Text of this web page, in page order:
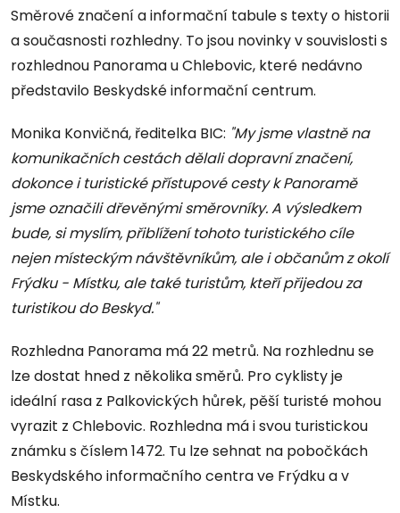
Směrové značení a informační tabule s texty o historii
a současnosti rozhledny. To jsou novinky v souvislosti s
rozhlednou Panorama u Chlebovic, které nedávno
představilo Beskydské informační centrum.
Monika Konvičná, ředitelka BIC: "My jsme vlastně na
komunikačních cestách dělali dopravní značení,
dokonce i turistické přístupové cesty k Panoramě
jsme označili dřevěnými směrovníky. A výsledkem
bude, si myslím, přiblížení tohoto turistického cíle
nejen místeckým návštěvníkům, ale i občanům z okolí
Frýdku - Místku, ale také turistům, kteří přijedou za
turistikou do Beskyd."
Rozhledna Panorama má 22 metrů. Na rozhlednu se
lze dostat hned z několika směrů. Pro cyklisty je
ideální rasa z Palkovických hůrek, pěší turisté mohou
vyrazit z Chlebovic. Rozhledna má i svou turistickou
známku s číslem 1472. Tu lze sehnat na pobočkách
Beskydského informačního centra ve Frýdku a v
Místku.